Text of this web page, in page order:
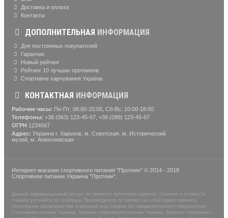
Доставка и оплата
Контакты
ДОПОЛНИТЕЛЬНАЯ ИНФОРМАЦИЯ
Для постоянных покупателей
Гарантии
Новый рейтинг
Рейтинг 10 лучших протеинов
Спортивне харчування Україна
КОНТАКТНАЯ ИНФОРМАЦИЯ
Рабочие часы: Пн-Пт: 08:00-20:00, Сб-Вс: 10:00-18:00
Телефоны: +38 (063) 123-45-67, +38 (099) 123-45-67
ОГРН 1234567
Адрес: Украина г. Харьков, м. Советская, м. Исторический
музей, м. Алексеевская
Интернет-магазин спортивного питания "Протеин" © 2014 - 2018
Спортивное питание Украина "Протеин".
Данный информационный ресурс не является публичной офертой. Наличие и стоимость
товаров уточняйте по телефону. Производители оставляют за собой право изменять
технические характеристики и внешний вид товаров без предварительного уведомления.
Спортивное питание Украина. Магазин спортивного питания Украина. Магазин спортивного